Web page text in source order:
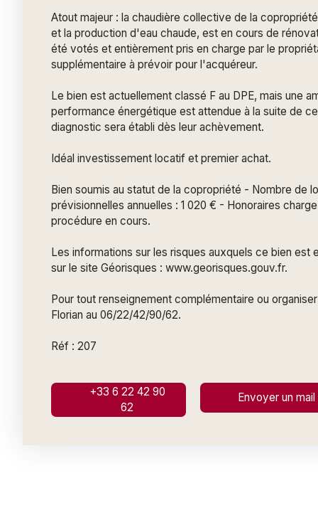
Atout majeur : la chaudière collective de la
et la production d'eau chaude, est en cours de
été votés et entièrement pris en charge par le
supplémentaire à prévoir pour l'acquéreur.
Le bien est actuellement classé F au DPE, mais une
performance énergétique est attendue à la suite de
diagnostic sera établi dès leur achèvement.
Idéal investissement locatif et premier achat.
Bien soumis au statut de la copropriété - Nombre de
prévisionnelles annuelles : 1 020 € - Honoraires
procédure en cours.
Les informations sur les risques auxquels ce bien est
sur le site Géorisques : www.georisques.gouv.fr.
Pour tout renseignement complémentaire ou
Florian au 06/22/42/90/62.
Réf : 207
+33 6 22 42 90
62
Envoyer un mail